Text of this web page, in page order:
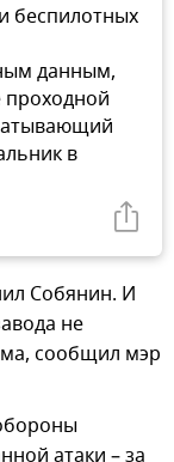
беспилотных
данным,
проходной
в
Собянин. И
не
сообщил мэр
атаки – за